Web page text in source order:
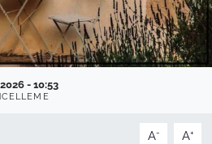
- 10:53
A- A+